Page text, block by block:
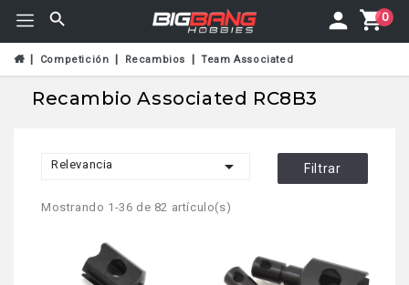
0
Competición Recambios Team Associated
Recambio Associated RC8B3
Relevancia  Filtrar
Mostrando 1-36 de 82 artículo(s)